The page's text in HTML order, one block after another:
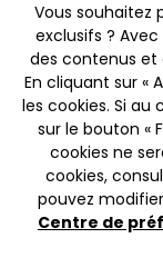
56021
Vous souhaitez
exclusifs ?
des contenus et
En cliquant sur «
les cookies. Si
sur le bouton «
cookies ne
cookies,
pouvez
Centre de